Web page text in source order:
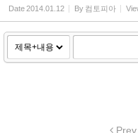
Date2014.01.12 By 컴토피아
Prev